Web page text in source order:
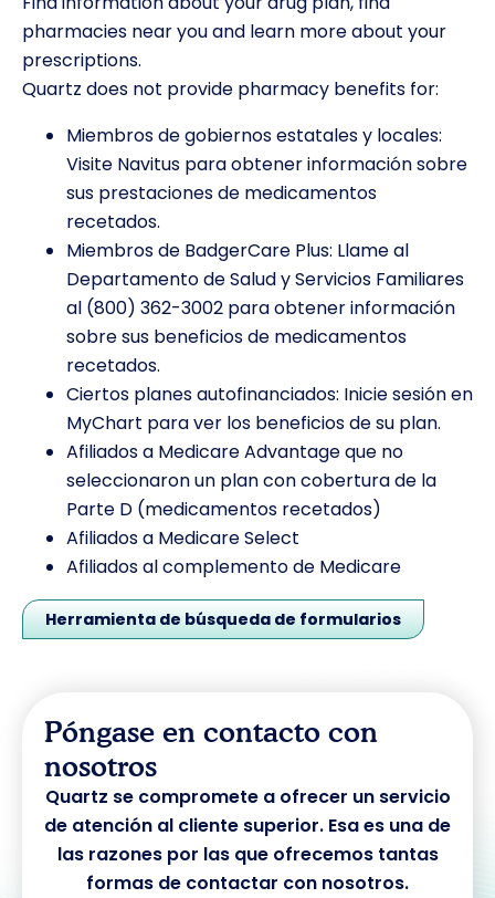
pharmacies near you and learn more about your
prescriptions.
Quartz does not provide pharmacy benefits for:
Miembros de gobiernos estatales y locales:
Visite Navitus para obtener información sobre
sus prestaciones de medicamentos
recetados.
Miembros de BadgerCare Plus: Llame al
Departamento de Salud y Servicios Familiares
al (800) 362-3002 para obtener información
sobre sus beneficios de medicamentos
recetados.
Ciertos planes autofinanciados: Inicie sesión en
MyChart para ver los beneficios de su plan.
Afiliados a Medicare Advantage que no
seleccionaron un plan con cobertura de la
Parte D (medicamentos recetados)
Afiliados a Medicare Select
Afiliados al complemento de Medicare
Herramienta de búsqueda de formularios
Póngase en contacto con
nosotros
Quartz se compromete a ofrecer un servicio
de atención al cliente superior. Esa es una de
las razones por las que ofrecemos tantas
formas de contactar con nosotros.